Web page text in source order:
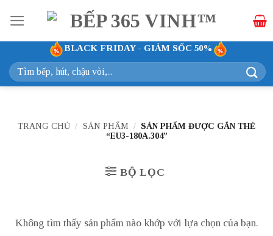
qua
nội
dung
BLACK FRIDAY - GIẢM SỐC 50%
Tìm
kiếm:
TRANG CHỦ / SẢN PHẨM / SẢN PHẨM ĐƯỢC GẮN THẺ
“EU3-180A.304”
BỘ LỌC
Không tìm thấy sản phẩm nào khớp với lựa chọn của bạn.